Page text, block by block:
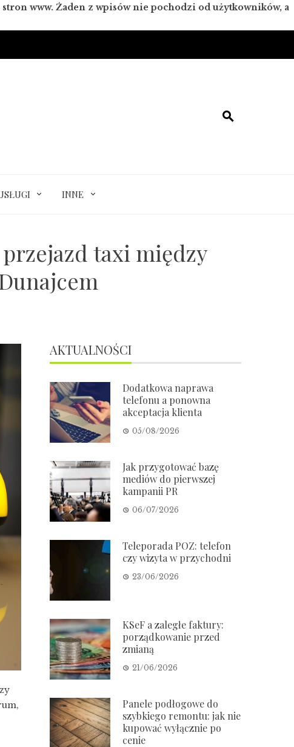
www. Żaden z wpisów nie pochodzi od użytkowników, a
INNE
taxi między
AKTUALNOŚCI
Dodatkowa naprawa
telefonu a ponowna
akceptacja klienta
05/08/2026
Jak przygotować bazę
mediów do pierwszej
kampanii PR
06/07/2026
Teleporada POZ: telefon
czy wizyta w przychodni
23/06/2026
KSeF a zaległe faktury:
porządkowanie przed
zmianą
21/06/2026
Panele podłogowe do
szybkiego remontu: jak nie
kupować wyłącznie po
cenie